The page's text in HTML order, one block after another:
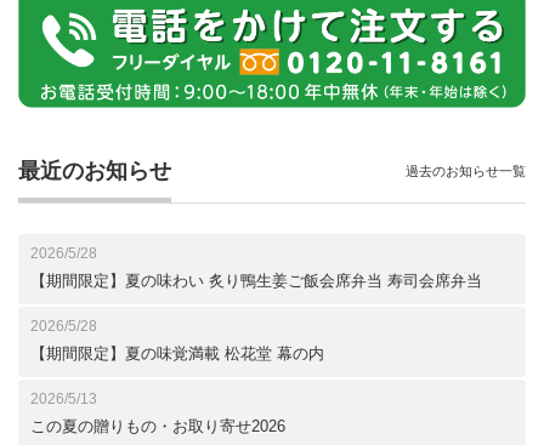
最近のお知らせ
2026/5/28
【期間限定】夏の味わい 炙り鴨生姜ご飯会席弁当 寿司会席弁当
2026/5/28
【期間限定】夏の味覚満載 松花堂 幕の内
2026/5/13
この夏の贈りもの・お取り寄せ2026
過去のお知らせ一覧